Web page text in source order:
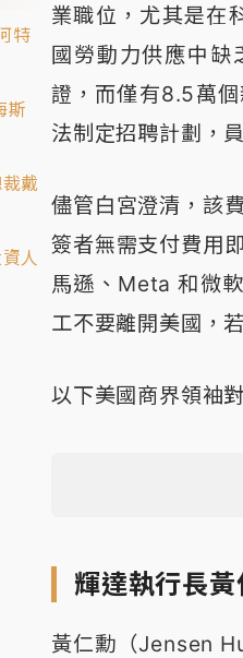
特
斯
戴
人
業職位，尤其是在
國勞動力供應中缺
證，而僅有8.5萬
法制定招聘計劃，
儘管白宮澄清，該
簽者無需支付費用
馬遜、Meta 和微
工不要離開美國，
以下美國商界領袖
輝達執行長黃
黃仁勳（Jensen